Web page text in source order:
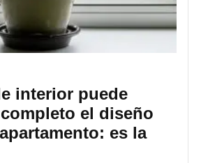
interior puede
el diseño
es la